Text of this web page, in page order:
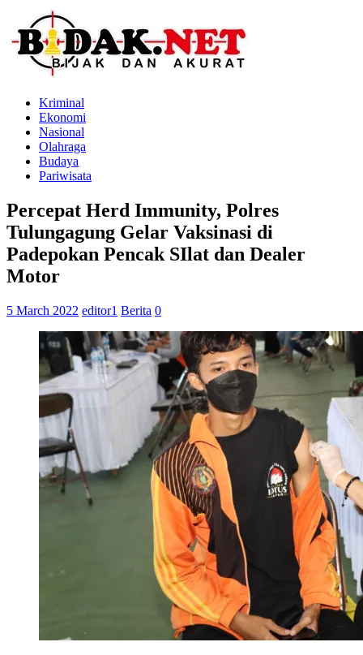
Kriminal
Ekonomi
Nasional
Olahraga
Budaya
Pariwisata
Percepat Herd Immunity, Polres
Tulungagung Gelar Vaksinasi di
Padepokan Pencak SIlat dan Dealer
Motor
5 March 2022 editor1 Berita 0